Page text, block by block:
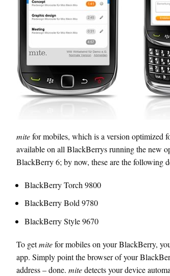
mitefor mobiles, which is a version optimized
available on all BlackBerrys running the new
BlackBerry 6; by now, these are the following
BlackBerry Torch 9800
BlackBerry Bold 9780
BlackBerry Style 9670
To getmitefor mobiles on your BlackBerry,
app. Simply point the browser of your
address – done.mitedetects your device